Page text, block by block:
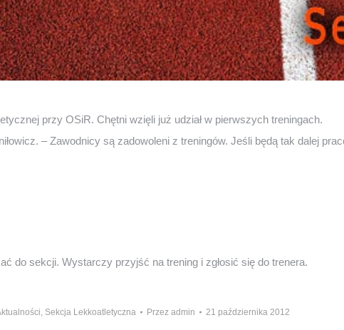
przy OSiR. Chętni wzięli już udział w pierwszych treningach.
– Zawodnicy są zadowoleni z treningów. Jeśli będą tak dalej
do sekcji. Wystarczy przyjść na trening i zgłosić się do trenera.
, Sekcja Lekkoatletyczna Przez admin 21 października 2012